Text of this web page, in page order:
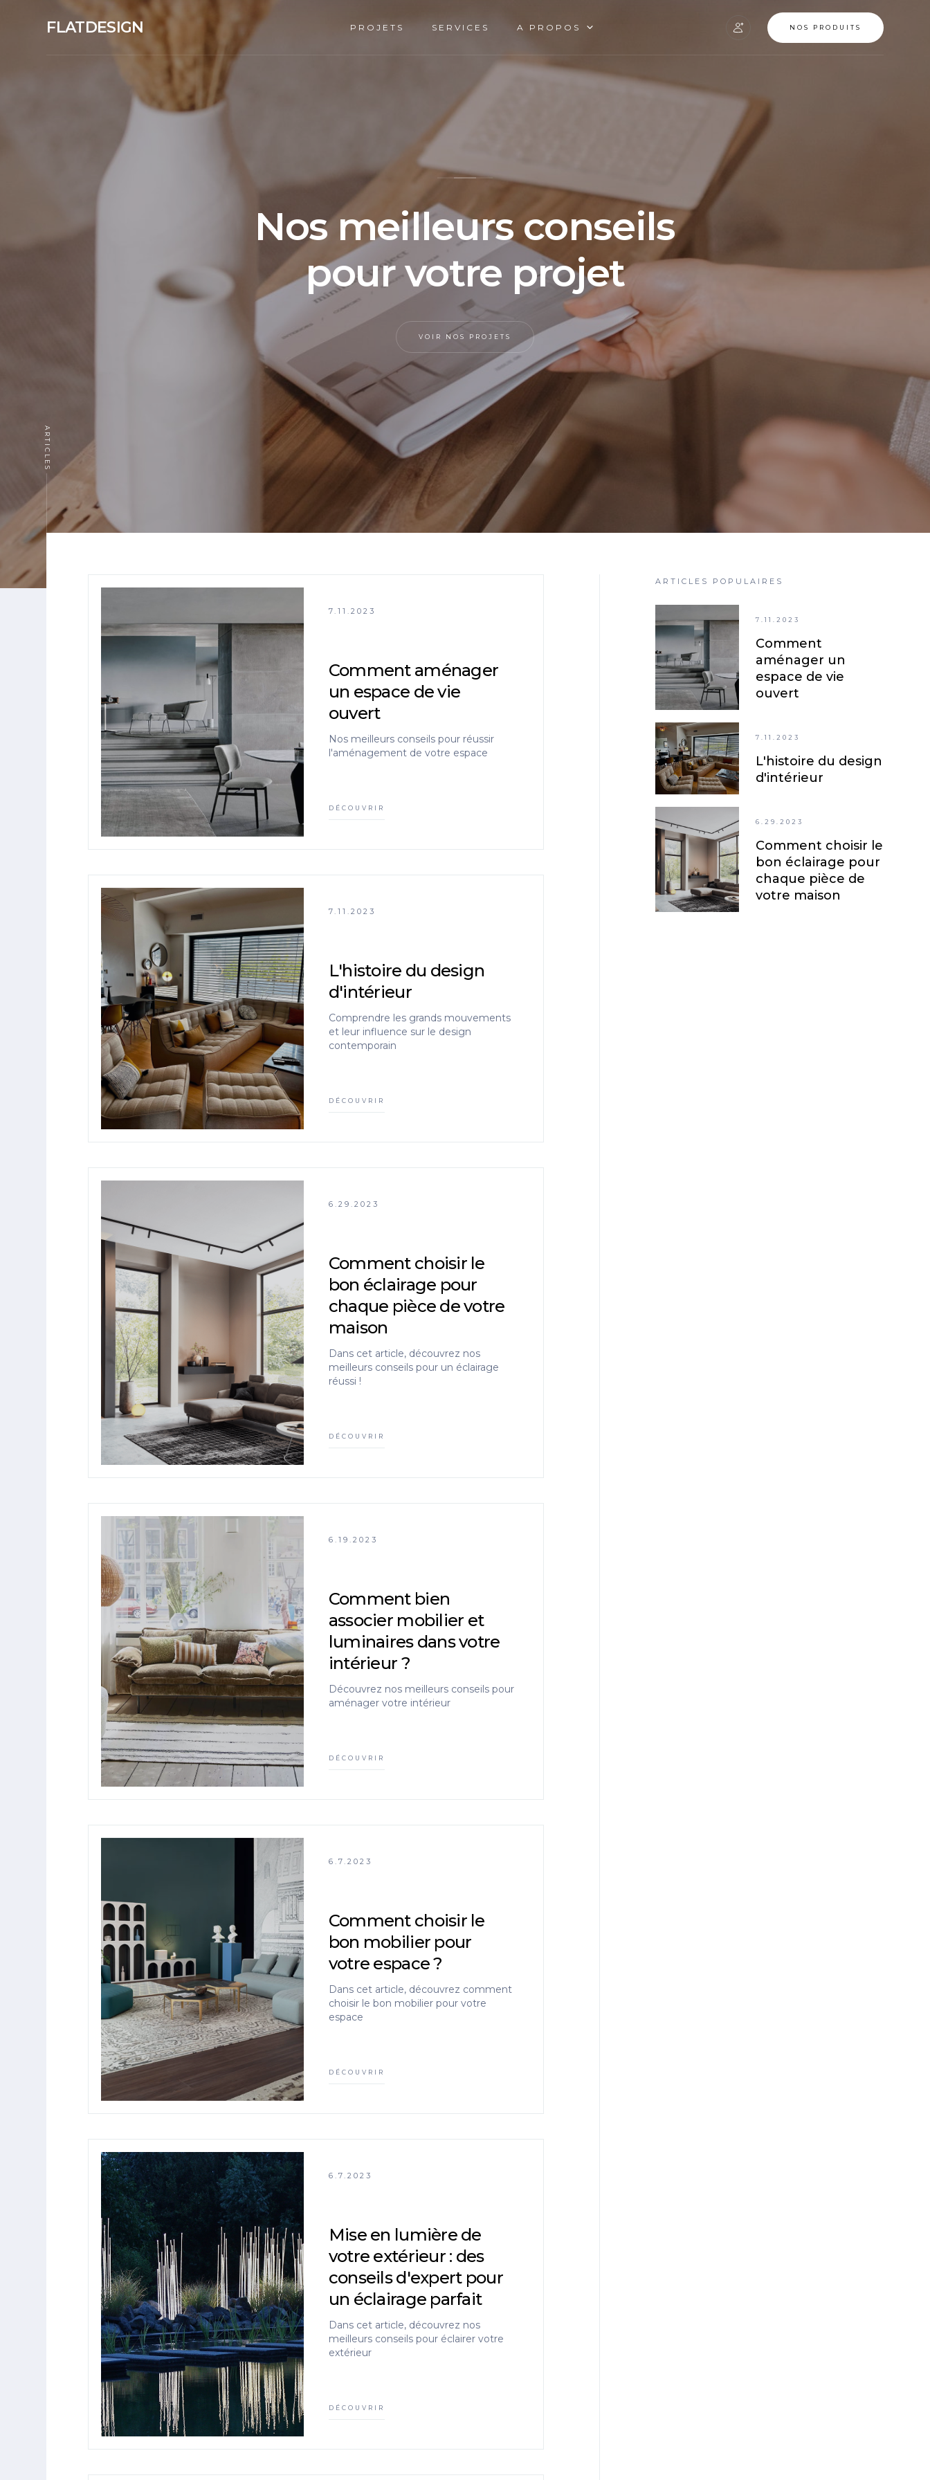
FLATDESIGN PROJETS SERVICES A PROPOS NOS PRODUITS
Nos meilleurs conseils
pour votre projet
VOIR NOS PROJETS
ARTICLES
7.11.2023
Comment aménager
un espace de vie
ouvert
Nos meilleurs conseils pour réussir
l'aménagement de votre espace
DÉCOUVRIR
7.11.2023
L'histoire du design
d'intérieur
Comprendre les grands mouvements
et leur influence sur le design
contemporain
DÉCOUVRIR
6.29.2023
Comment choisir le
bon éclairage pour
chaque pièce de votre
maison
Dans cet article, découvrez nos
meilleurs conseils pour un éclairage
réussi !
DÉCOUVRIR
6.19.2023
Comment bien
associer mobilier et
luminaires dans votre
intérieur ?
Découvrez nos meilleurs conseils pour
aménager votre intérieur
DÉCOUVRIR
6.7.2023
Comment choisir le
bon mobilier pour
votre espace ?
Dans cet article, découvrez comment
choisir le bon mobilier pour votre
espace
DÉCOUVRIR
6.7.2023
Mise en lumière de
votre extérieur : des
conseils d'expert pour
un éclairage parfait
Dans cet article, découvrez nos
meilleurs conseils pour éclairer votre
extérieur
DÉCOUVRIR
ARTICLES POPULAIRES
7.11.2023
Comment
aménager un
espace de vie
ouvert
7.11.2023
L'histoire du design
d'intérieur
6.29.2023
Comment choisir le
bon éclairage pour
chaque pièce de
votre maison